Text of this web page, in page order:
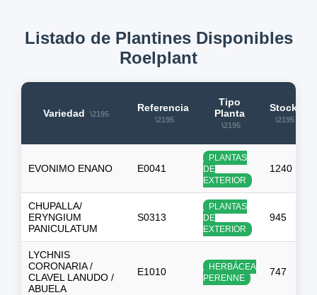
Listado de Plantines Disponibles
Roelplant
Variedad Referencia
Tipo
Planta
Stock
EVONIMO ENANO E0041
PLANTAS
DE
EXTERIOR
1240
CHUPALLA/
ERYNGIUM
PANICULATUM
S0313
PLANTAS
DE
EXTERIOR
945
LYCHNIS
CORONARIA /
CLAVEL LANUDO /
ABUELA
E1010
HERBÁCEA
PERENNE
747